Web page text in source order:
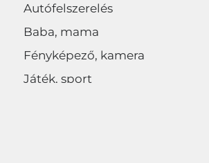
Autófelszerelés
Baba, mama
Fényképező, kamera
Játék, sport